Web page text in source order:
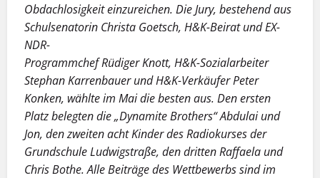
Obdachlosigkeit einzureichen. Die Jury, bestehend aus
Schulsenatorin Christa Goetsch, H&K-Beirat und EX-
NDR-
Programmchef Rüdiger Knott, H&K-Sozialarbeiter
Stephan Karrenbauer und H&K-Verkäufer Peter
Konken, wählte im Mai die besten aus. Den ersten
Platz belegten die „Dynamite Brothers“ Abdulai und
Jon, den zweiten acht Kinder des Radiokurses der
Grundschule Ludwigstraße, den dritten Raffaela und
Chris Bothe. Alle Beiträge des Wettbewerbs sind im